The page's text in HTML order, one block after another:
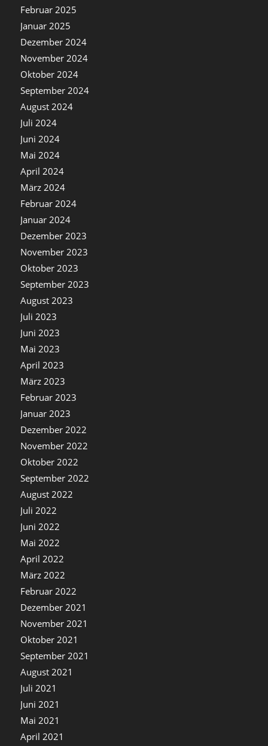
Februar 2025
Januar 2025
Dezember 2024
November 2024
Oktober 2024
September 2024
August 2024
Juli 2024
Juni 2024
Mai 2024
April 2024
März 2024
Februar 2024
Januar 2024
Dezember 2023
November 2023
Oktober 2023
September 2023
August 2023
Juli 2023
Juni 2023
Mai 2023
April 2023
März 2023
Februar 2023
Januar 2023
Dezember 2022
November 2022
Oktober 2022
September 2022
August 2022
Juli 2022
Juni 2022
Mai 2022
April 2022
März 2022
Februar 2022
Dezember 2021
November 2021
Oktober 2021
September 2021
August 2021
Juli 2021
Juni 2021
Mai 2021
April 2021